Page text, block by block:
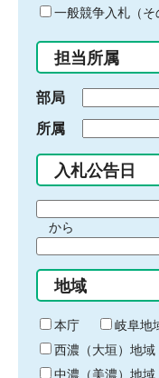
ド
入
力
一般競争入札（そ
担当所属
部局
所属
入札公告日
間
始
り
から
間
終
わ
り
地域
本庁
岐阜地
西濃（大垣）地域
中濃（美濃）地域